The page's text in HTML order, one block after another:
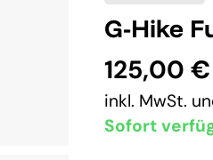
G-Hike
125,00 €
inkl. MwSt.
Sofort